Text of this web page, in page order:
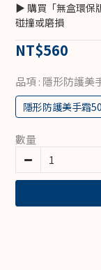
▶ 購買「無盒環保
碰撞或磨損
NT$560
品項: 隱形防護美
隱形防護美手霜
數量